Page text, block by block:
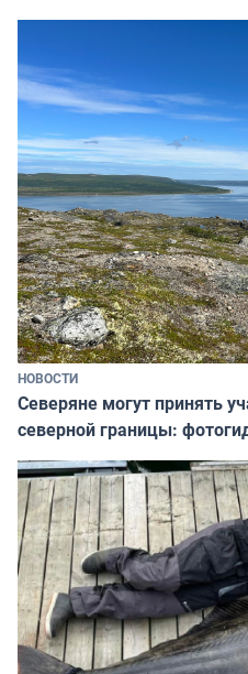
НОВОСТИ
Северяне могут принять
северной границы: